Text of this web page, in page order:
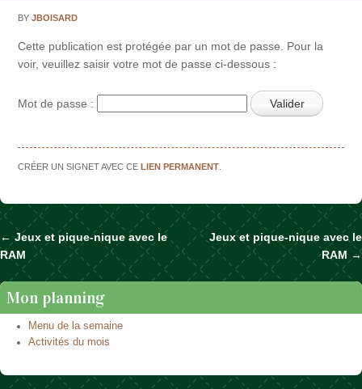
BYJBOISARD
Cette publication est protégée par un mot de passe. Pour la
voir, veuillez saisir votre mot de passe ci-dessous :
Mot de passe :
CRÉER UN SIGNET AVEC CELIEN PERMANENT
Naviguer dans les articles
← Jeux et pique-nique avec le
RAM
Jeux et pique-nique avec le
RAM →
Mon planning
Menu de la semaine
Activités du mois